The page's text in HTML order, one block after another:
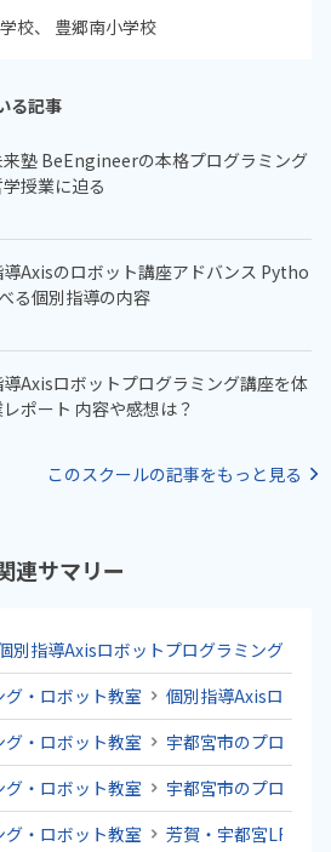
校 豊郷南小学校
る記事
来塾 BeEngineerの本格プログラミング
授業に迫る
Axisのロボット講座アドバンス Pytho
る個別指導の内容
Axisロボットプログラミング講座を体
ポート 内容や感想は？
このスクールの記事をもっと見る
連サマリー
別指導Axisロボットプログラミング講座
・ロボット教室
個別指導Axisロボッ
・ロボット教室
宇都宮市のプログラ
・ロボット教室
宇都宮市のプログラ
・ロボット教室
芳賀・宇都宮LRTの